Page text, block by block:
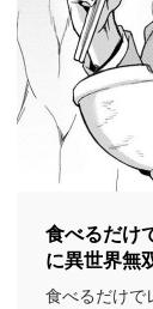
食べるだけ
に異世界無
食べるだけで